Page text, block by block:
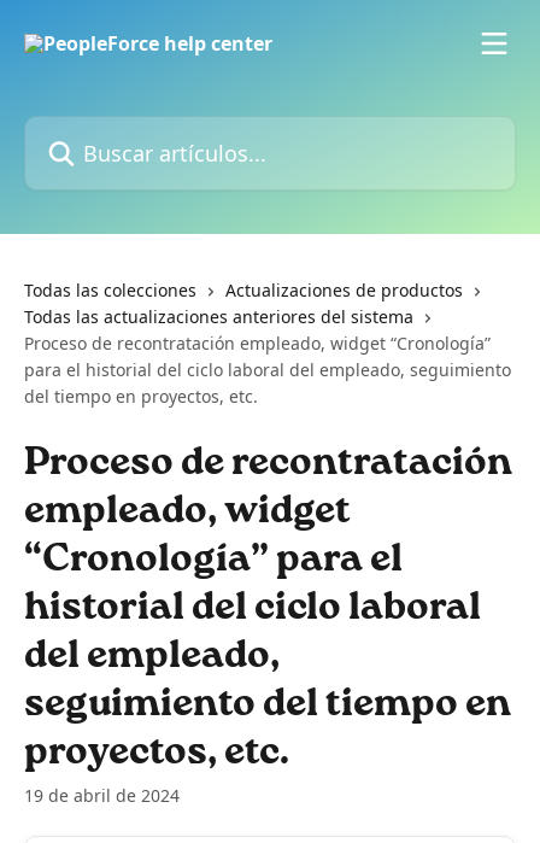
Buscar artículos...
Todas las colecciones
Actualizaciones de productos
Todas las actualizaciones anteriores del sistema
Proceso de recontratación empleado, widget “Cronología”
para el historial del ciclo laboral del empleado, seguimiento
del tiempo en proyectos, etc.
Proceso de recontratación
empleado, widget
“Cronología” para el
historial del ciclo laboral
del empleado,
seguimiento del tiempo en
proyectos, etc.
19 de abril de 2024